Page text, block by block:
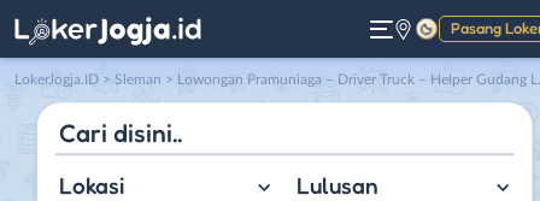
Pasang
Gelap
LokerJogja.ID > Sleman > Lowongan Pramuniaga – Driver Truck – Helper Gudang Logistik di PT. Murah Jaya Bangunan
Lokasi Lulusan